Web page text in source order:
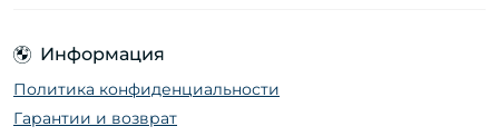
Информация
Политика конфиденциальности
Гарантии и возврат